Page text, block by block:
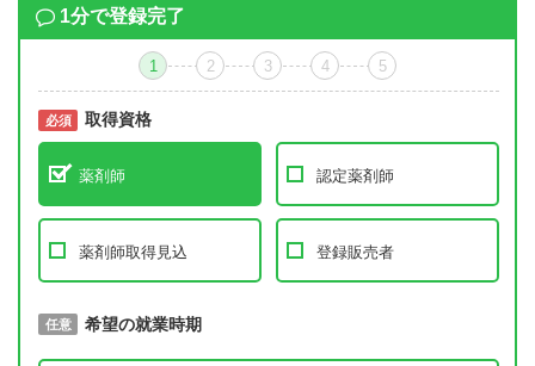
1分で登録完了
1 2 3 4 5
必須 取得資格
薬剤師 認定薬剤師
薬剤師取得見込 登録販売者
必須 取得予定年
任意 希望の就業時期